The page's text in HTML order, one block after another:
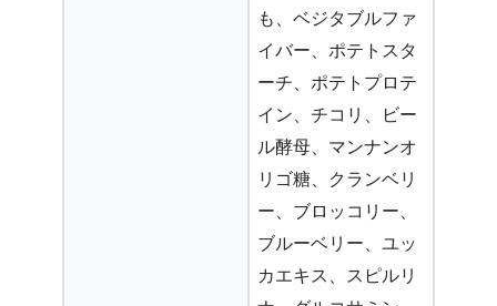
も、ベジタブルファ
イバー、ポテトスタ
ーチ、ポテトプロテ
イン、チコリ、ビー
ル酵母、マンナンオ
リゴ糖、クランベリ
ー、ブロッコリー、
ブルーベリー、ユッ
カエキス、スピルリ